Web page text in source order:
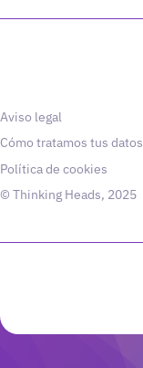
Aviso legal
Cómo tratamos tus datos
Política de cookies
© Thinking Heads, 2025